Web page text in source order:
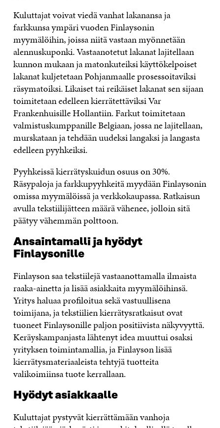
Kuluttajat voivat viedä vanhat lakanansa ja
farkkunsa ympäri vuoden Finlaysonin
myymälöihin, joissa niitä vastaan myönnetään
alennuskuponki. Vastaanotetut lakanat lajitellaan
kunnon mukaan ja matonkuteiksi käyttökelpoiset
lakanat kuljetetaan Pohjanmaalle prosessoitaviksi
räsymatoiksi. Likaiset tai reikäiset lakanat sen sijaan
toimitetaan edelleen kierrätettäviksi Var
Frankenhuisille Hollantiin. Farkut toimitetaan
valmistuskumppanille Belgiaan, jossa ne lajitellaan,
murskataan ja tehdään uudeksi langaksi ja langasta
edelleen pyyhkeiksi.
Pyyhkeissä kierrätyskuidun osuus on 30%.
Räsypaloja ja farkkupyyhkeitä myydään Finlaysonin
omissa myymälöissä ja verkkokaupassa. Ratkaisun
avulla tekstiilijätteen määrä vähenee, jolloin sitä
päätyy vähemmän polttoon.
Ansaintamalli ja hyödyt
Finlaysonille
Finlayson saa tekstiilejä vastaanottamalla ilmaista
raaka-ainetta ja lisää asiakkaita myymälöihinsä.
Yritys haluaa profiloitua sekä vastuullisena
toimijana, ja tekstiilien kierrätysratkaisut ovat
tuoneet Finlaysonille paljon positiivista näkyvyyttä.
Keräyskampanjasta lähtenyt idea muuttui osaksi
yrityksen toimintamallia, ja Finlayson lisää
kierrätysmateriaaleista tehtyjä tuotteita
valikoimiinsa tuote kerrallaan.
Hyödyt asiakkaalle
Kuluttajat pystyvät kierrättämään vanhoja